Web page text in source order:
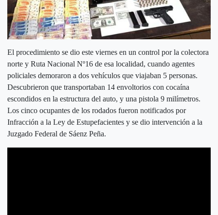
El procedimiento se dio este viernes en un control por la colectora
norte y Ruta Nacional Nº16 de esa localidad, cuando agentes
policiales demoraron a dos vehículos que viajaban 5 personas.
Descubrieron que transportaban 14 envoltorios con cocaína
escondidos en la estructura del auto, y una pistola 9 milímetros.
Los cinco ocupantes de los rodados fueron notificados por
Infracción a la Ley de Estupefacientes y se dio intervención a la
Juzgado Federal de Sáenz Peña.